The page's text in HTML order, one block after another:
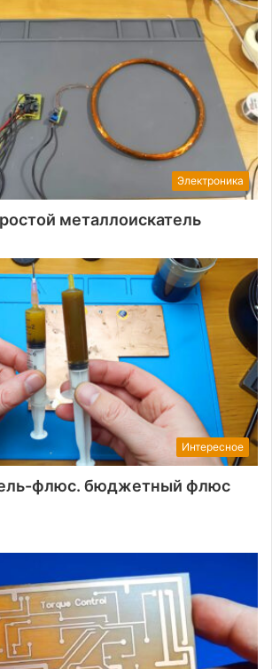
Электроника
металлоискатель
Интересное
флюс. бюджетный флюс